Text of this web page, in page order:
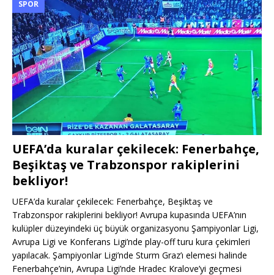
SPOR
UEFA’da kuralar çekilecek: Fenerbahçe,
Beşiktaş ve Trabzonspor rakiplerini
bekliyor!
UEFA’da kuralar çekilecek: Fenerbahçe, Beşiktaş ve
Trabzonspor rakiplerini bekliyor! Avrupa kupasında UEFA’nın
kulüpler düzeyindeki üç büyük organizasyonu Şampiyonlar Ligi,
Avrupa Ligi ve Konferans Ligi’nde play-off turu kura çekimleri
yapılacak. Şampiyonlar Ligi’nde Sturm Graz’ı elemesi halinde
Fenerbahçe’nin, Avrupa Ligi’nde Hradec Kralove’yi geçmesi